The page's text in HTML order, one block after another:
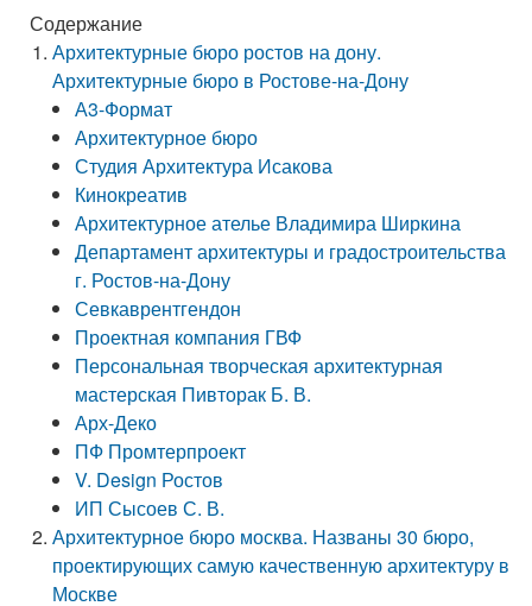
Содержание
Архитектурные бюро ростов на дону.
Архитектурные бюро в Ростове-на-Дону
А3-Формат
Архитектурное бюро
Студия Архитектура Исакова
Кинокреатив
Архитектурное ателье Владимира Ширкина
Департамент архитектуры и градостроительства
г. Ростов-на-Дону
Севкаврентгендон
Проектная компания ГВФ
Персональная творческая архитектурная
мастерская Пивторак Б. В.
Арх-Деко
ПФ Промтерпроект
V. Design Ростов
ИП Сысоев С. В.
Архитектурное бюро москва. Названы 30 бюро,
проектирующих самую качественную архитектуру в
Москве